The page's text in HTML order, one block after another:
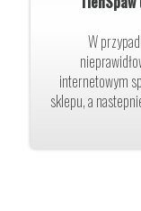
W
internetowym
sklepu, a